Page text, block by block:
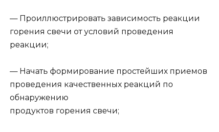
— Проиллюстрировать зависимость реакции
горения свечи от условий проведения
реакции;
— Начать формирование простейших приемов
проведения качественных реакций по
обнаружению
продуктов горения свечи;